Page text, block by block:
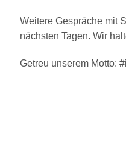
Weitere Gespräche mit
nächsten Tagen. Wir
Getreu unserem Motto: